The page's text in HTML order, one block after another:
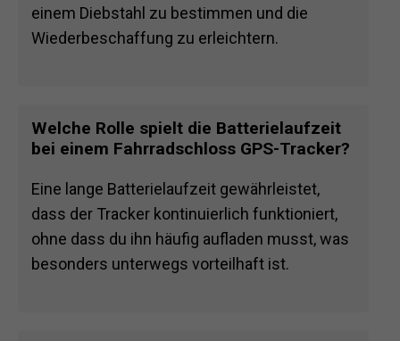
einem Diebstahl zu bestimmen und die
Wiederbeschaffung zu erleichtern.
Welche Rolle spielt die Batterielaufzeit
bei einem Fahrradschloss GPS-Tracker?
Eine lange Batterielaufzeit gewährleistet,
dass der Tracker kontinuierlich funktioniert,
ohne dass du ihn häufig aufladen musst, was
besonders unterwegs vorteilhaft ist.